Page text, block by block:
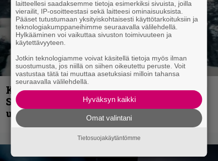
Kunnianosoitus hyiselle Pohjolalle –
Shining hyppäsi keskelle kinoksia
uudella videollaan
laitteellesi saadaksemme tietoja esimerkiksi sivuista, joilla
vierailit, IP-osoitteestasi sekä laitteesi ominaisuuksista.
Pääset tutustumaan yksityiskohtaisesti käyttötarkoituksiin ja
teknologiakumppaneihimme seuraavalla välilehdellä.
Hylkääminen voi vaikuttaa sivuston toimivuuteen ja
käytettävyyteen.
Jotkin teknologiamme voivat käsitellä tietoja myös ilman
suostumusta, jos niillä on siihen oikeutettu peruste. Voit
vastustaa tätä tai muuttaa asetuksiasi milloin tahansa
seuraavalla välilehdellä.
Hyväksyn kaikki
Omat valintani
Tietosuojakäytäntömme